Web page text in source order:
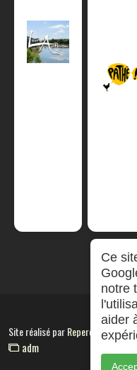
Site réalisé parRepereCom
adm
Ce
notre
aider